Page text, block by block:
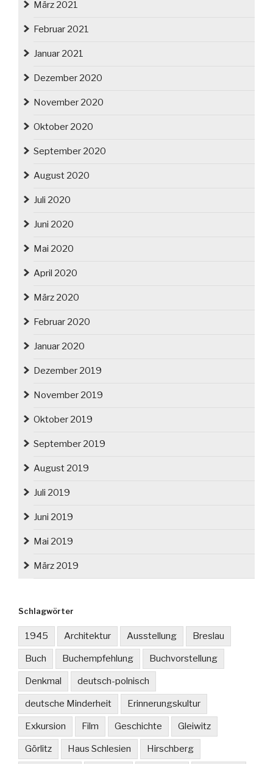
März 2021
Februar 2021
Januar 2021
Dezember 2020
November 2020
Oktober 2020
September 2020
August 2020
Juli 2020
Juni 2020
Mai 2020
April 2020
März 2020
Februar 2020
Januar 2020
Dezember 2019
November 2019
Oktober 2019
September 2019
August 2019
Juli 2019
Juni 2019
Mai 2019
März 2019
Schlagwörter
1945 Architektur Ausstellung Breslau
Buch Buchempfehlung Buchvorstellung
Denkmal deutsch-polnisch
deutsche Minderheit Erinnerungskultur
Exkursion Film Geschichte Gleiwitz
Görlitz Haus Schlesien Hirschberg